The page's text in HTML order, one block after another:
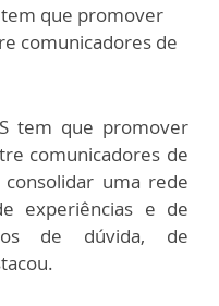
tem que promover
comunicadores de
tem que promover
comunicadores de
uma rede
experiências e de
de dúvida, de